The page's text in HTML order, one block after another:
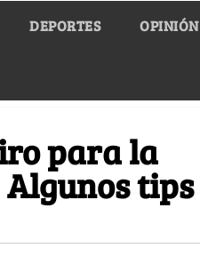
DEPORTES OPINIÓN
para la
tips